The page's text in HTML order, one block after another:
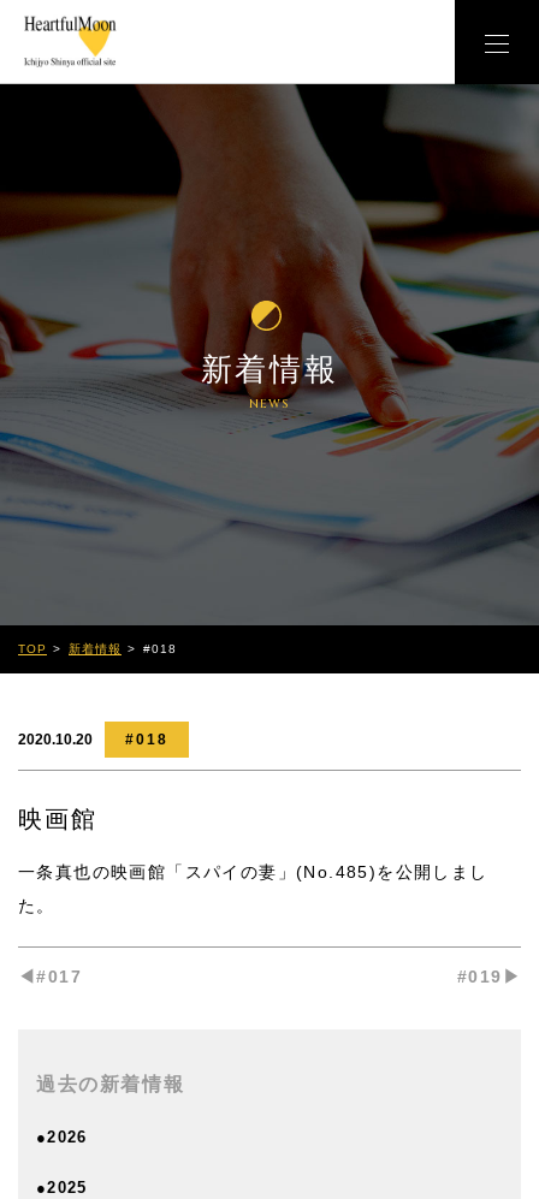
新着情報
NEWS
TOP 新着情報 #018
2020.10.20 #018
映画館
一条真也の映画館「スパイの妻」(No.485)を公開しまし
た。
◀︎#017 #019▶︎
過去の新着情報
●2026
●2025